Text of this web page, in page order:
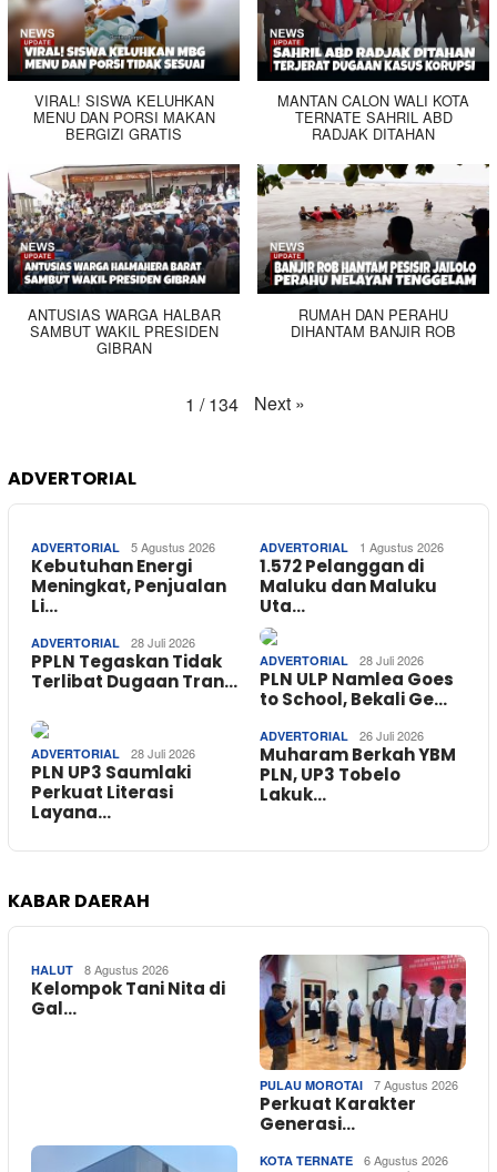
VIRAL! SISWA KELUHKAN
MENU DAN PORSI MAKAN
BERGIZI GRATIS
MANTAN CALON WALI KOTA
TERNATE SAHRIL ABD
RADJAK DITAHAN
ANTUSIAS WARGA HALBAR
SAMBUT WAKIL PRESIDEN
GIBRAN
RUMAH DAN PERAHU
DIHANTAM BANJIR ROB
1 / 134 Next »
ADVERTORIAL
ADVERTORIAL 5 Agustus 2026
Kebutuhan Energi
Meningkat, Penjualan
Li…
ADVERTORIAL 1 Agustus 2026
1.572 Pelanggan di
Maluku dan Maluku
Uta…
ADVERTORIAL 28 Juli 2026
PPLN Tegaskan Tidak
Terlibat Dugaan Tran…
ADVERTORIAL 28 Juli 2026
PLN ULP Namlea Goes
to School, Bekali Ge…
ADVERTORIAL 28 Juli 2026
PLN UP3 Saumlaki
Perkuat Literasi
Layana…
ADVERTORIAL 26 Juli 2026
Muharam Berkah YBM
PLN, UP3 Tobelo
Lakuk…
KABAR DAERAH
HALUT 8 Agustus 2026
Kelompok Tani Nita di
Gal…
PULAU MOROTAI 7 Agustus 2026
Perkuat Karakter
Generasi…
KOTA TERNATE 6 Agustus 2026